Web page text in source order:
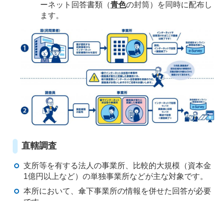
ーネット回答書類（青色の封筒）を同時に配布し
ます。
直轄調査
支所等を有する法人の事業所、比較的大規模（資本金
1億円以上など）の単独事業所などが主な対象です。
本所において、傘下事業所の情報を併せた回答が必要